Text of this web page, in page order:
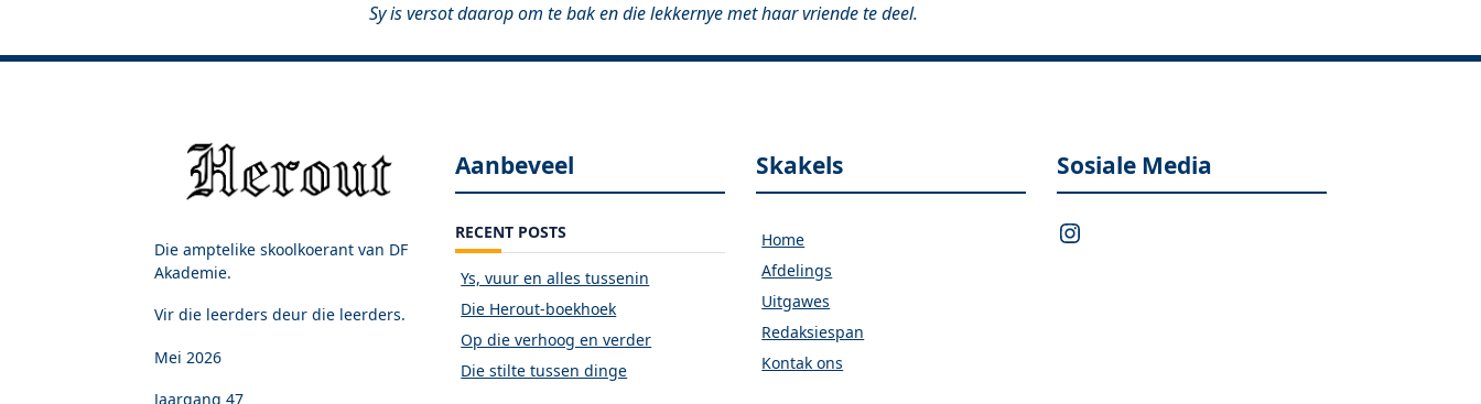
Sy is versot daarop om te bak en die lekkernye met haar vriende te deel.
Die amptelike skoolkoerant van DF
Akademie.
Vir die leerders deur die leerders.
Mei 2026
Jaargang 47
Aanbeveel
RECENT POSTS
Ys, vuur en alles tussenin
Die Herout-boekhoek
Op die verhoog en verder
Die stilte tussen dinge
Skakels
Home
Afdelings
Uitgawes
Redaksiespan
Kontak ons
Sosiale Media
Instagram